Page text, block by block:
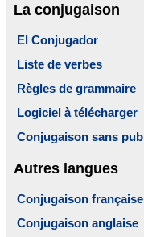
La conjugaison
El Conjugador
Liste de verbes
Règles de grammaire
Logiciel à télécharger
Conjugaison sans pub
Autres langues
Conjugaison française
Conjugaison anglaise